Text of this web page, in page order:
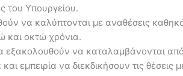
του Υπουργείου.
να καλύπτονται με αναθέσεις
και οκτώ χρόνια.
εξακολουθούν να καταλαμβάνονται
εμπειρία να διεκδικήσουν τις